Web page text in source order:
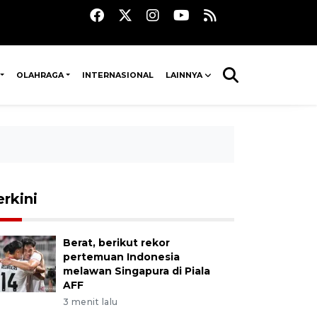
OLAHRAGA INTERNASIONAL LAINNYA
Berat, berikut rekor
pertemuan Indonesia
melawan Singapura di Piala
AFF
3 menit lalu